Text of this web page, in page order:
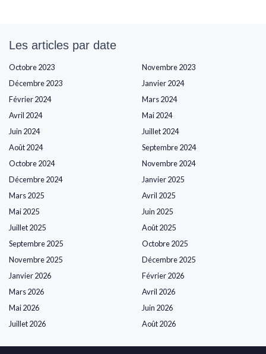
Les articles par date
Octobre 2023
Novembre 2023
Décembre 2023
Janvier 2024
Février 2024
Mars 2024
Avril 2024
Mai 2024
Juin 2024
Juillet 2024
Août 2024
Septembre 2024
Octobre 2024
Novembre 2024
Décembre 2024
Janvier 2025
Mars 2025
Avril 2025
Mai 2025
Juin 2025
Juillet 2025
Août 2025
Septembre 2025
Octobre 2025
Novembre 2025
Décembre 2025
Janvier 2026
Février 2026
Mars 2026
Avril 2026
Mai 2026
Juin 2026
Juillet 2026
Août 2026